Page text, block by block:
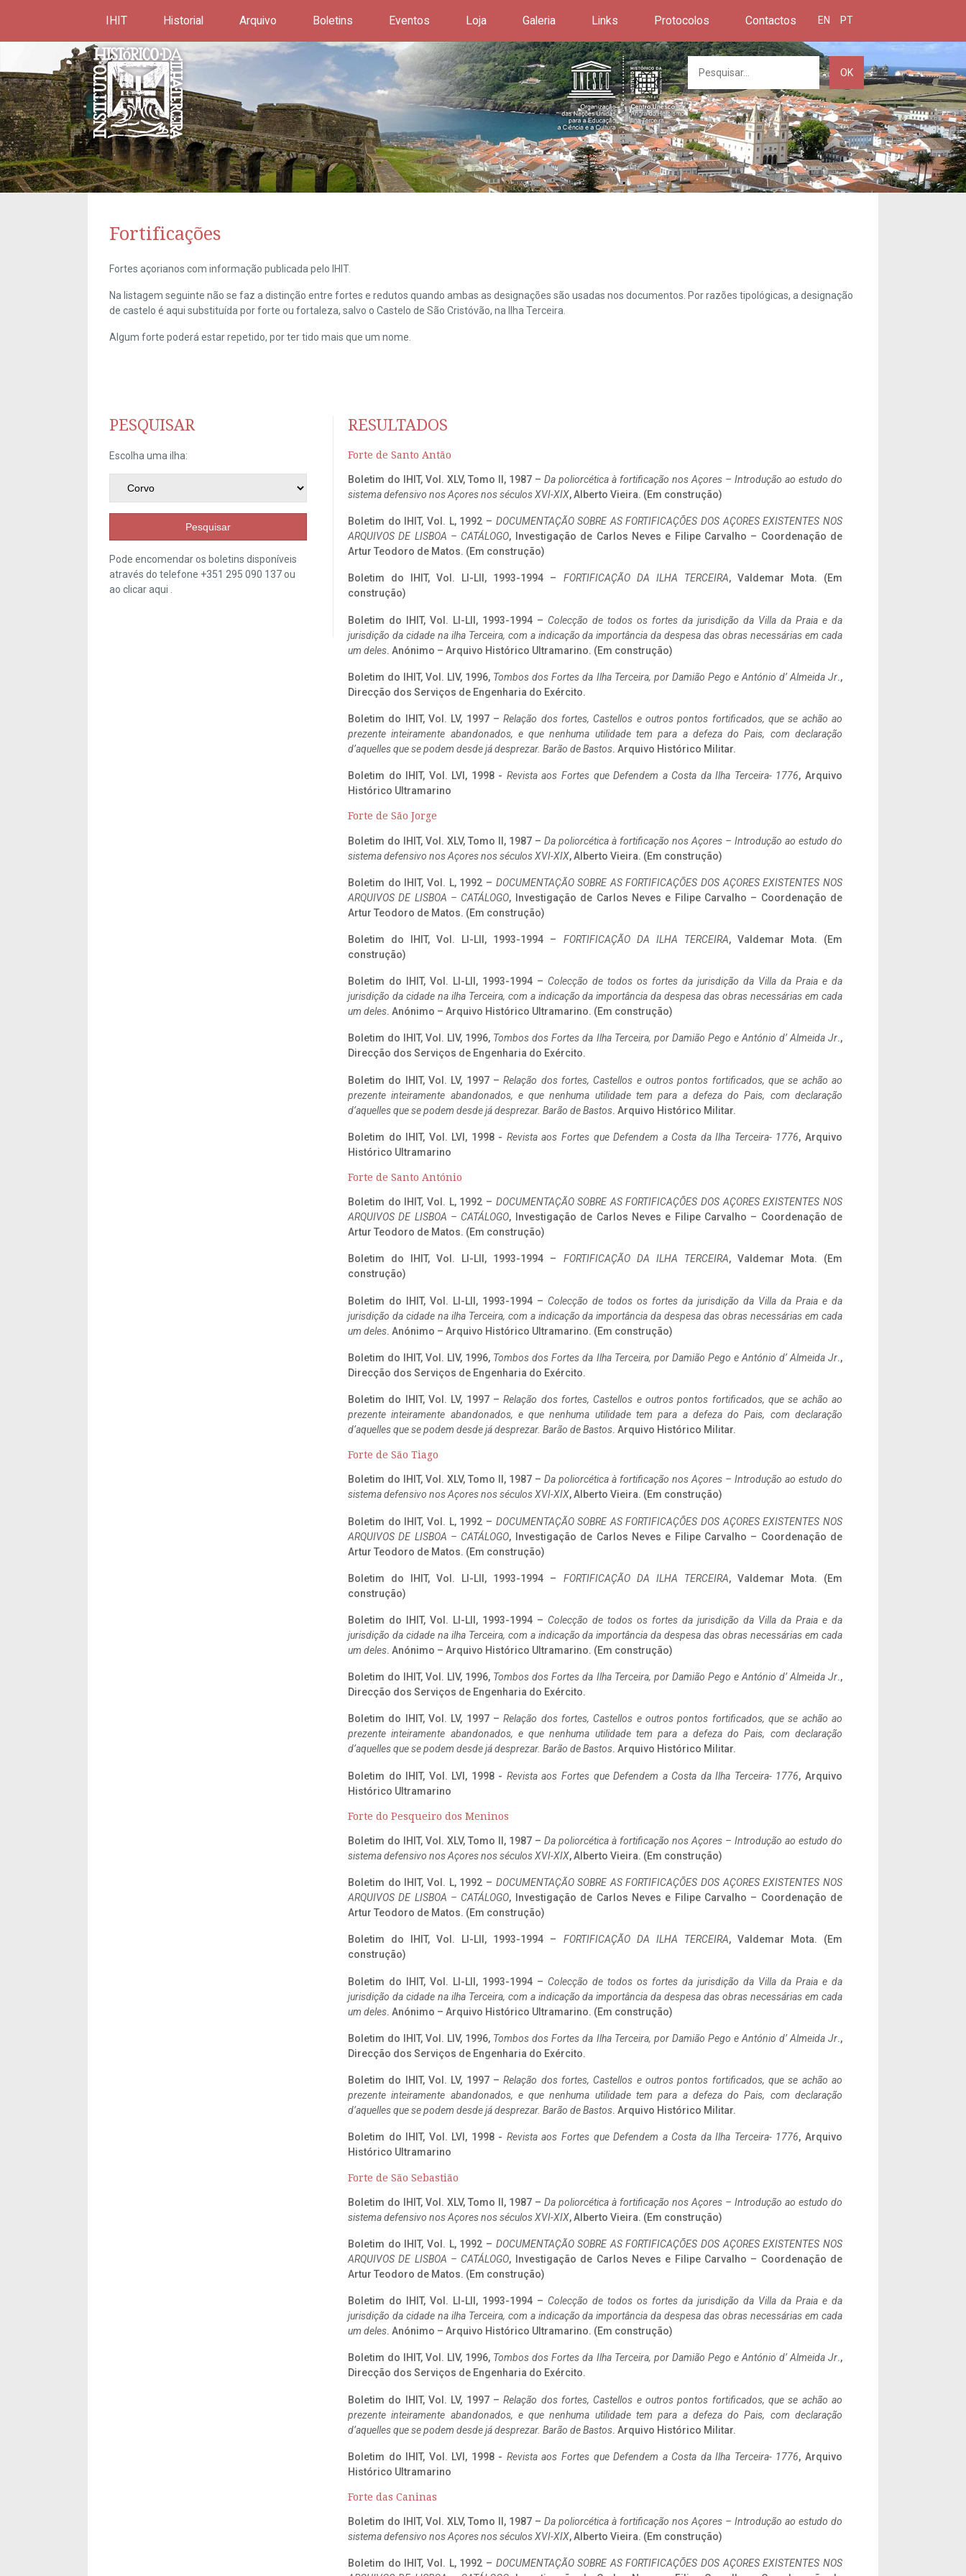
IHIT Historial Arquivo Boletins Eventos Loja Galeria Links Protocolos Contactos EN PT
OK
Fortificações
Fortes açorianos com informação publicada pelo IHIT.
Na listagem seguinte não se faz a distinção entre fortes e redutos quando ambas as designações são usadas nos documentos. Por razões tipológicas, a designação
de castelo é aqui substituída por forte ou fortaleza, salvo o Castelo de São Cristóvão, na Ilha Terceira.
Algum forte poderá estar repetido, por ter tido mais que um nome.
PESQUISAR
Escolha uma ilha:
Pesquisar
Pode encomendar os boletins disponíveis
através do telefone +351 295 090 137 ou
ao clicaraqui
RESULTADOS
Forte de Santo Antão
Boletim do IHIT, Vol. XLV, Tomo II, 1987 – Da poliorcética à fortificação nos Açores – Introdução ao estudo do
sistema defensivo nos Açores nos séculos XVI-XIX, Alberto Vieira. (Em construção)
Boletim do IHIT, Vol. L, 1992 – DOCUMENTAÇÃO SOBRE AS FORTIFICAÇÕES DOS AÇORES EXISTENTES NOS
ARQUIVOS DE LISBOA – CATÁLOGO, Investigação de Carlos Neves e Filipe Carvalho – Coordenação de
Artur Teodoro de Matos. (Em construção)
Boletim do IHIT, Vol. LI-LII, 1993-1994 – FORTIFICAÇÃO DA ILHA TERCEIRA, Valdemar Mota. (Em
construção)
Boletim do IHIT, Vol. LI-LII, 1993-1994 – Colecção de todos os fortes da jurisdição da Villa da Praia e da
jurisdição da cidade na ilha Terceira, com a indicação da importância da despesa das obras necessárias em cada
um deles. Anónimo – Arquivo Histórico Ultramarino. (Em construção)
Boletim do IHIT, Vol. LIV, 1996, Tombos dos Fortes da Ilha Terceira, por Damião Pego e António d’ Almeida Jr.,
Direcção dos Serviços de Engenharia do Exército.
Boletim do IHIT, Vol. LV, 1997 –Relação dos fortes, Castellos e outros pontos fortificados, que se achão ao
prezente inteiramente abandonados, e que nenhuma utilidade tem para a defeza do Pais, com declaração
d’aquelles que se podem desde já desprezar. Barão de Bastos. Arquivo Histórico Militar.
Boletim do IHIT, Vol. LVI, 1998 - Revista aos Fortes que Defendem a Costa da Ilha Terceira- 1776, Arquivo
Histórico Ultramarino
Forte de São Jorge
Boletim do IHIT, Vol. XLV, Tomo II, 1987 – Da poliorcética à fortificação nos Açores – Introdução ao estudo do
sistema defensivo nos Açores nos séculos XVI-XIX, Alberto Vieira. (Em construção)
Boletim do IHIT, Vol. L, 1992 – DOCUMENTAÇÃO SOBRE AS FORTIFICAÇÕES DOS AÇORES EXISTENTES NOS
ARQUIVOS DE LISBOA – CATÁLOGO, Investigação de Carlos Neves e Filipe Carvalho – Coordenação de
Artur Teodoro de Matos. (Em construção)
Boletim do IHIT, Vol. LI-LII, 1993-1994 – FORTIFICAÇÃO DA ILHA TERCEIRA, Valdemar Mota. (Em
construção)
Boletim do IHIT, Vol. LI-LII, 1993-1994 – Colecção de todos os fortes da jurisdição da Villa da Praia e da
jurisdição da cidade na ilha Terceira, com a indicação da importância da despesa das obras necessárias em cada
um deles. Anónimo – Arquivo Histórico Ultramarino. (Em construção)
Boletim do IHIT, Vol. LIV, 1996, Tombos dos Fortes da Ilha Terceira, por Damião Pego e António d’ Almeida Jr.,
Direcção dos Serviços de Engenharia do Exército.
Boletim do IHIT, Vol. LV, 1997 –Relação dos fortes, Castellos e outros pontos fortificados, que se achão ao
prezente inteiramente abandonados, e que nenhuma utilidade tem para a defeza do Pais, com declaração
d’aquelles que se podem desde já desprezar. Barão de Bastos. Arquivo Histórico Militar.
Boletim do IHIT, Vol. LVI, 1998 - Revista aos Fortes que Defendem a Costa da Ilha Terceira- 1776, Arquivo
Histórico Ultramarino
Forte de Santo António
Boletim do IHIT, Vol. L, 1992 – DOCUMENTAÇÃO SOBRE AS FORTIFICAÇÕES DOS AÇORES EXISTENTES NOS
ARQUIVOS DE LISBOA – CATÁLOGO, Investigação de Carlos Neves e Filipe Carvalho – Coordenação de
Artur Teodoro de Matos. (Em construção)
Boletim do IHIT, Vol. LI-LII, 1993-1994 – FORTIFICAÇÃO DA ILHA TERCEIRA, Valdemar Mota. (Em
construção)
Boletim do IHIT, Vol. LI-LII, 1993-1994 – Colecção de todos os fortes da jurisdição da Villa da Praia e da
jurisdição da cidade na ilha Terceira, com a indicação da importância da despesa das obras necessárias em cada
um deles. Anónimo – Arquivo Histórico Ultramarino. (Em construção)
Boletim do IHIT, Vol. LIV, 1996, Tombos dos Fortes da Ilha Terceira, por Damião Pego e António d’ Almeida Jr.,
Direcção dos Serviços de Engenharia do Exército.
Boletim do IHIT, Vol. LV, 1997 –Relação dos fortes, Castellos e outros pontos fortificados, que se achão ao
prezente inteiramente abandonados, e que nenhuma utilidade tem para a defeza do Pais, com declaração
d’aquelles que se podem desde já desprezar. Barão de Bastos. Arquivo Histórico Militar.
Forte de São Tiago
Boletim do IHIT, Vol. XLV, Tomo II, 1987 – Da poliorcética à fortificação nos Açores – Introdução ao estudo do
sistema defensivo nos Açores nos séculos XVI-XIX, Alberto Vieira. (Em construção)
Boletim do IHIT, Vol. L, 1992 – DOCUMENTAÇÃO SOBRE AS FORTIFICAÇÕES DOS AÇORES EXISTENTES NOS
ARQUIVOS DE LISBOA – CATÁLOGO, Investigação de Carlos Neves e Filipe Carvalho – Coordenação de
Artur Teodoro de Matos. (Em construção)
Boletim do IHIT, Vol. LI-LII, 1993-1994 – FORTIFICAÇÃO DA ILHA TERCEIRA, Valdemar Mota. (Em
construção)
Boletim do IHIT, Vol. LI-LII, 1993-1994 – Colecção de todos os fortes da jurisdição da Villa da Praia e da
jurisdição da cidade na ilha Terceira, com a indicação da importância da despesa das obras necessárias em cada
um deles. Anónimo – Arquivo Histórico Ultramarino. (Em construção)
Boletim do IHIT, Vol. LIV, 1996, Tombos dos Fortes da Ilha Terceira, por Damião Pego e António d’ Almeida Jr.,
Direcção dos Serviços de Engenharia do Exército.
Boletim do IHIT, Vol. LV, 1997 –Relação dos fortes, Castellos e outros pontos fortificados, que se achão ao
prezente inteiramente abandonados, e que nenhuma utilidade tem para a defeza do Pais, com declaração
d’aquelles que se podem desde já desprezar. Barão de Bastos. Arquivo Histórico Militar.
Boletim do IHIT, Vol. LVI, 1998 - Revista aos Fortes que Defendem a Costa da Ilha Terceira- 1776, Arquivo
Histórico Ultramarino
Forte do Pesqueiro dos Meninos
Boletim do IHIT, Vol. XLV, Tomo II, 1987 – Da poliorcética à fortificação nos Açores – Introdução ao estudo do
sistema defensivo nos Açores nos séculos XVI-XIX, Alberto Vieira. (Em construção)
Boletim do IHIT, Vol. L, 1992 – DOCUMENTAÇÃO SOBRE AS FORTIFICAÇÕES DOS AÇORES EXISTENTES NOS
ARQUIVOS DE LISBOA – CATÁLOGO, Investigação de Carlos Neves e Filipe Carvalho – Coordenação de
Artur Teodoro de Matos. (Em construção)
Boletim do IHIT, Vol. LI-LII, 1993-1994 – FORTIFICAÇÃO DA ILHA TERCEIRA, Valdemar Mota. (Em
construção)
Boletim do IHIT, Vol. LI-LII, 1993-1994 – Colecção de todos os fortes da jurisdição da Villa da Praia e da
jurisdição da cidade na ilha Terceira, com a indicação da importância da despesa das obras necessárias em cada
um deles. Anónimo – Arquivo Histórico Ultramarino. (Em construção)
Boletim do IHIT, Vol. LIV, 1996, Tombos dos Fortes da Ilha Terceira, por Damião Pego e António d’ Almeida Jr.,
Direcção dos Serviços de Engenharia do Exército.
Boletim do IHIT, Vol. LV, 1997 –Relação dos fortes, Castellos e outros pontos fortificados, que se achão ao
prezente inteiramente abandonados, e que nenhuma utilidade tem para a defeza do Pais, com declaração
d’aquelles que se podem desde já desprezar. Barão de Bastos. Arquivo Histórico Militar.
Boletim do IHIT, Vol. LVI, 1998 - Revista aos Fortes que Defendem a Costa da Ilha Terceira- 1776, Arquivo
Histórico Ultramarino
Forte de São Sebastião
Boletim do IHIT, Vol. XLV, Tomo II, 1987 – Da poliorcética à fortificação nos Açores – Introdução ao estudo do
sistema defensivo nos Açores nos séculos XVI-XIX, Alberto Vieira. (Em construção)
Boletim do IHIT, Vol. L, 1992 – DOCUMENTAÇÃO SOBRE AS FORTIFICAÇÕES DOS AÇORES EXISTENTES NOS
ARQUIVOS DE LISBOA – CATÁLOGO, Investigação de Carlos Neves e Filipe Carvalho – Coordenação de
Artur Teodoro de Matos. (Em construção)
Boletim do IHIT, Vol. LI-LII, 1993-1994 – Colecção de todos os fortes da jurisdição da Villa da Praia e da
jurisdição da cidade na ilha Terceira, com a indicação da importância da despesa das obras necessárias em cada
um deles. Anónimo – Arquivo Histórico Ultramarino. (Em construção)
Boletim do IHIT, Vol. LIV, 1996, Tombos dos Fortes da Ilha Terceira, por Damião Pego e António d’ Almeida Jr.,
Direcção dos Serviços de Engenharia do Exército.
Boletim do IHIT, Vol. LV, 1997 –Relação dos fortes, Castellos e outros pontos fortificados, que se achão ao
prezente inteiramente abandonados, e que nenhuma utilidade tem para a defeza do Pais, com declaração
d’aquelles que se podem desde já desprezar. Barão de Bastos. Arquivo Histórico Militar.
Boletim do IHIT, Vol. LVI, 1998 - Revista aos Fortes que Defendem a Costa da Ilha Terceira- 1776, Arquivo
Histórico Ultramarino
Forte das Caninas
Boletim do IHIT, Vol. XLV, Tomo II, 1987 – Da poliorcética à fortificação nos Açores – Introdução ao estudo do
sistema defensivo nos Açores nos séculos XVI-XIX, Alberto Vieira. (Em construção)
Boletim do IHIT, Vol. L, 1992 – DOCUMENTAÇÃO SOBRE AS FORTIFICAÇÕES DOS AÇORES EXISTENTES NOS